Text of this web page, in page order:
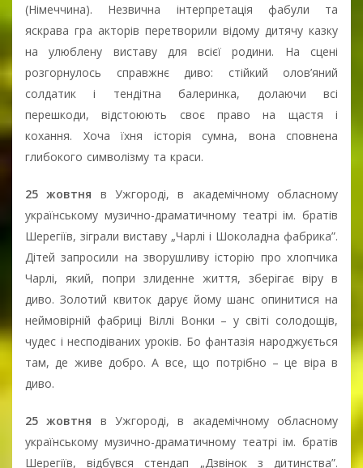
(Німеччина). Незвична інтерпретація фабули та
яскрава гра акторів перетворили відому дитячу казку
на улюблену виставу для всієї родини. На сцені
розгорнулось справжнє диво: стійкий олов’яний
солдатик і тендітна балеринка, долаючи всі
перешкоди, відстоюють своє право на щастя і
кохання. Хоча їхня історія сумна, вона сповнена
глибокого символізму та краси.
25 жовтня в Ужгороді, в академічному обласному
українському музично-драматичному театрі ім. братів
Шерегіїв, зіграли виставу „Чарлі і Шоколадна фабрика”.
Дітей запросили на зворушливу історію про хлопчика
Чарлі, який, попри злиденне життя, зберігає віру в
диво. Золотий квиток дарує йому шанс опинитися на
неймовірній фабриці Віллі Вонки – у світі солодощів,
чудес і несподіваних уроків. Бо фантазія народжується
там, де живе добро. А все, що потрібно – це віра в
диво.
25 жовтня в Ужгороді, в академічному обласному
українському музично-драматичному театрі ім. братів
Шерегіїв, відбувся стендап „Дзвінок з дитинства”.